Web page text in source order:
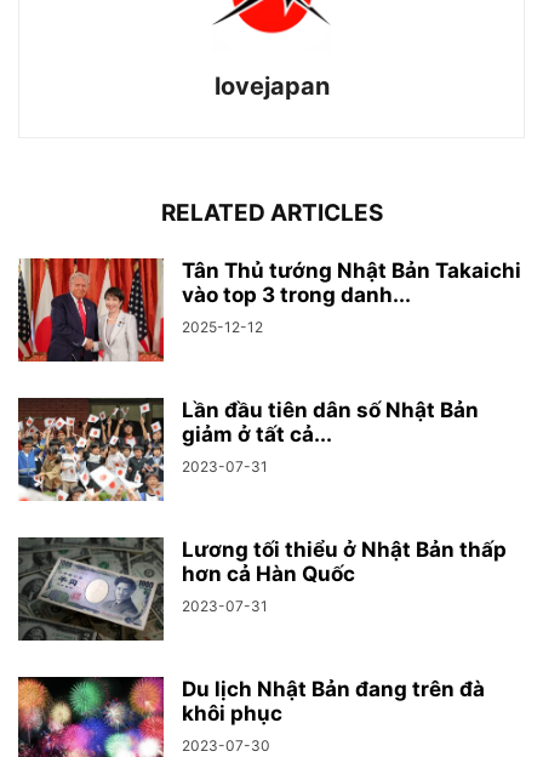
lovejapan
RELATED ARTICLES
Tân Thủ tướng Nhật Bản Takaichi
vào top 3 trong danh...
2025-12-12
Lần đầu tiên dân số Nhật Bản
giảm ở tất cả...
2023-07-31
Lương tối thiểu ở Nhật Bản thấp
hơn cả Hàn Quốc
2023-07-31
Du lịch Nhật Bản đang trên đà
khôi phục
2023-07-30